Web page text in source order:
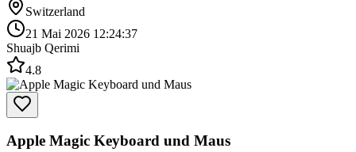
Switzerland
21 Mai 2026 12:24:37
Shuajb Qerimi
4.8
Apple Magic Keyboard und Maus